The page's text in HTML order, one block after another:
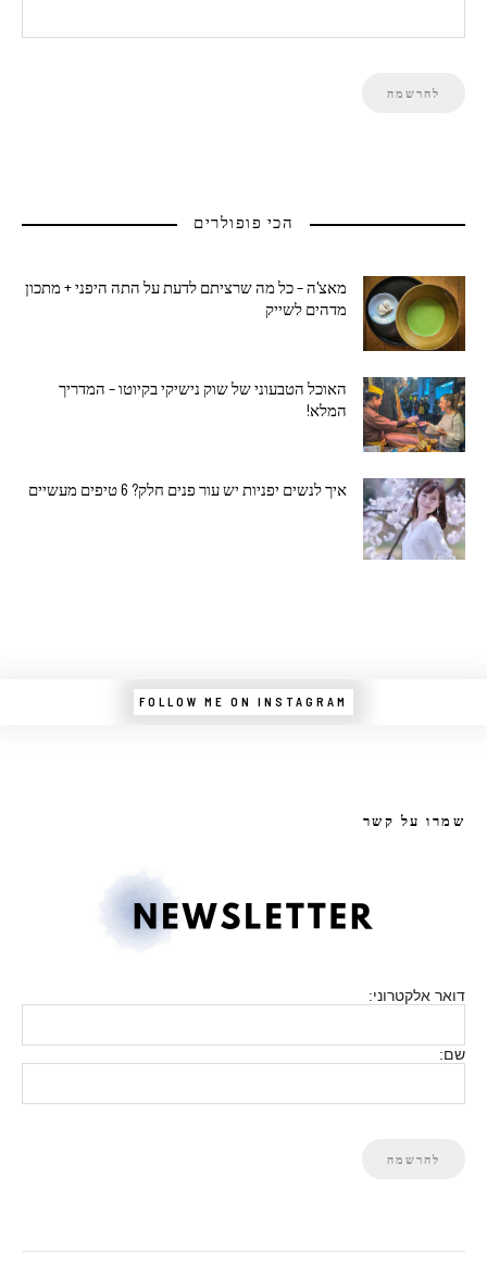
הכי פופולרים
מאצ'ה – כל מה שרציתם לדעת על התה היפני + מתכון
מדהים לשייק
האוכל הטבעוני של שוק נישיקי בקיוטו – המדריך
המלא!
איך לנשים יפניות יש עור פנים חלק? 6 טיפים מעשיים
FOLLOW ME ON INSTAGRAM
שמרו על קשר
דואר אלקטרוני:
שם: